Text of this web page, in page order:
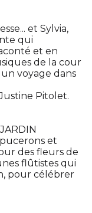
et Sylvia,
qui
et en
de la cour
voyage dans
Pitolet.
et
des fleurs de
flûtistes qui
pour célébrer